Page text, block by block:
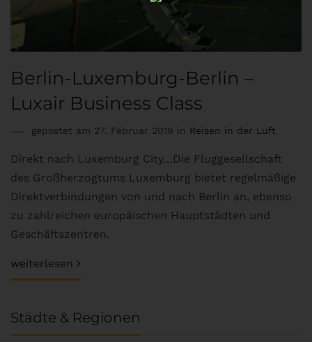
Berlin-Luxemburg-Berlin –
Luxair Business Class
gepostet am 27. Februar 2019 in Reisen in der Luft
Direkt nach Luxemburg City…Die Fluggesellschaft
des Großherzogtums Luxemburg bietet regelmäßige
Direktverbindungen von und nach Berlin an, ebenso
zu zahlreichen europäischen Hauptstädten und
Geschäftszentren.
weiterlesen
Städte & Regionen